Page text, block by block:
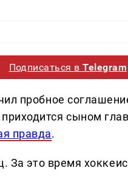
Подписаться вTelegram
пробное
сыном
правда.
За это время